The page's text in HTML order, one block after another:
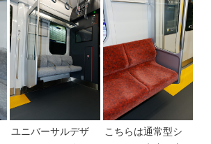
ユニバーサルデザ
こちらは通常型シ